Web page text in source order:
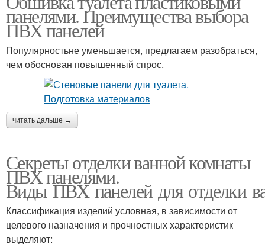
панелями. Преимущества выбора
ПВХ панелей
Популярностьне уменьшается, предлагаем разобраться,
чем обоснован повышенный спрос.
читать дальше →
Секреты отделки ванной комнаты
ПВХ панелями.
Виды ПВХ панелей для отделки
Классификация изделий условная, в зависимости от
целевого назначения и прочностных характеристик
выделяют: